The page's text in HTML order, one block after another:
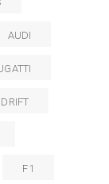
AUDI
DRIFT
F1